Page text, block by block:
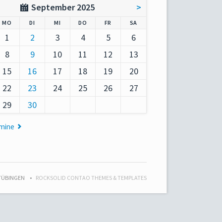
September 2025 >
MO DIENSTAG
MITTWOCH
DO NNERSTAG
FR SA
1 2 3 4 5
6
8 9 10 11 12
13
15 16 17 18 19
20
22 23 24 25 26
27
29 30
ROCKSOLID CONTAO THEMES & TEMPLATES